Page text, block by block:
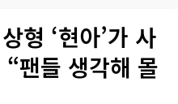
형 ‘현아’가 사
팬들 생각해 몰